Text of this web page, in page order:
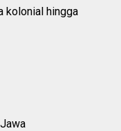
kolonial hingga